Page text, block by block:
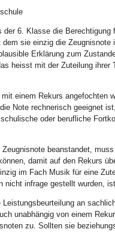
6. Klasse die Berechtigung
sie einzig die
Erklärung zum
heisst mit der Zuteilung ihrer
einem Rekurs angefochten
Note rechnerisch geeignet
oder berufliche
beanstandet,
damit auf den Rekurs
im Fach Musik für eine
infrage gestellt wurden,
an
unabhängig von einem
zu. Sollten sie